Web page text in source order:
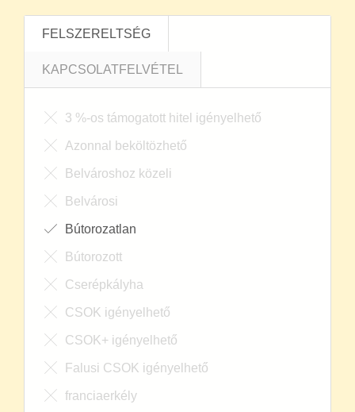
FELSZERELTSÉG
KAPCSOLATFELVÉTEL
3 %-os támogatott hitel igényelhető
Azonnal beköltözhető
Belvároshoz közeli
Belvárosi
Bútorozatlan
Bútorozott
Cserépkályha
CSOK igényelhető
CSOK+ igényelhető
Falusi CSOK igényelhető
franciaerkély